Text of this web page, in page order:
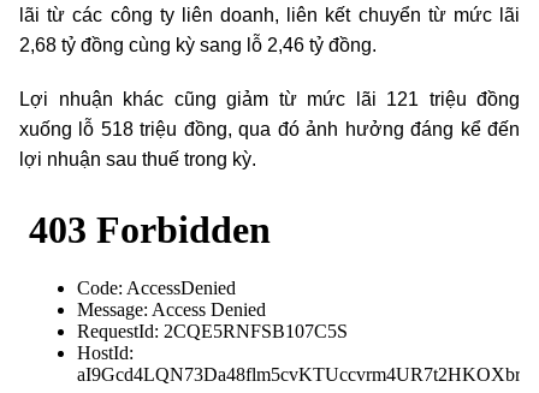
lãi từ các công ty liên doanh, liên kết chuyển từ mức lãi
2,68 tỷ đồng cùng kỳ sang lỗ 2,46 tỷ đồng.
Lợi nhuận khác cũng giảm từ mức lãi 121 triệu đồng
xuống lỗ 518 triệu đồng, qua đó ảnh hưởng đáng kể đến
lợi nhuận sau thuế trong kỳ.